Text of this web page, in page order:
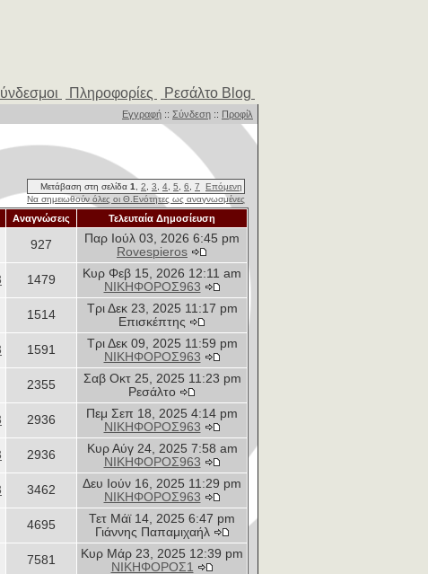
Πληροφορίες Ρεσάλτο Blog
Εγγραφή :: Σύνδεση :: Προφίλ
Μετάβαση στη σελίδα 1, 2, 3, 4, 5, 6, 7
Επόμενη
Να σημειωθούν όλες οι Θ.Ενότητες ως αναγνωσμένες
Αναγνώσεις Τελευταία Δημοσίευση
927
Παρ Ιούλ 03, 2026 6:45 pm
Rovespieros
1479
Κυρ Φεβ 15, 2026 12:11 am
ΝΙΚΗΦΟΡΟΣ963
1514
Τρι Δεκ 23, 2025 11:17 pm
Επισκέπτης
1591
Τρι Δεκ 09, 2025 11:59 pm
ΝΙΚΗΦΟΡΟΣ963
2355
Σαβ Οκτ 25, 2025 11:23 pm
Ρεσάλτο
2936
Πεμ Σεπ 18, 2025 4:14 pm
ΝΙΚΗΦΟΡΟΣ963
2936
Κυρ Αύγ 24, 2025 7:58 am
ΝΙΚΗΦΟΡΟΣ963
3462
Δευ Ιούν 16, 2025 11:29 pm
ΝΙΚΗΦΟΡΟΣ963
4695
Τετ Μάϊ 14, 2025 6:47 pm
Γιάννης Παπαμιχαήλ
7581
Κυρ Μάρ 23, 2025 12:39 pm
ΝΙΚΗΦΟΡΟΣ1